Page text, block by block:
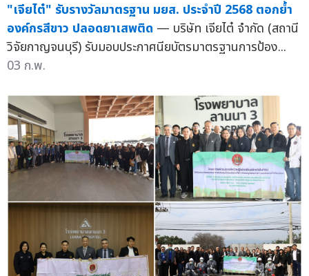
"เจียไต๋" รับรางวัลมาตรฐาน มยส. ประจำปี 2568 ตอกย้ำ
องค์กรสีขาว ปลอดยาเสพติด — บริษัท เจียไต๋ จำกัด (สถานี
วิจัยกาญจนบุรี) รับมอบประกาศนียบัตรมาตรฐานการป้อง...
03 ก.พ.